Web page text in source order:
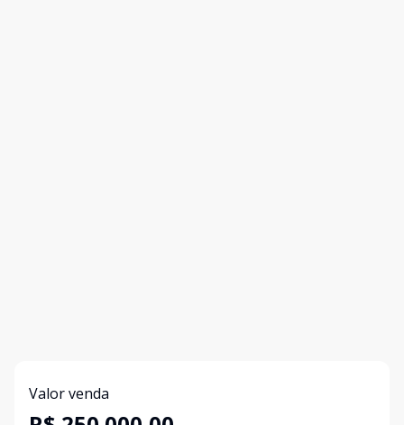
Valor venda